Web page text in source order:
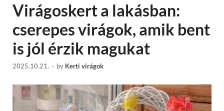
Virágoskert a lakásban:
cserepes virágok, amik bent
is jól érzik magukat
2025.10.21. - by Kerti virágok